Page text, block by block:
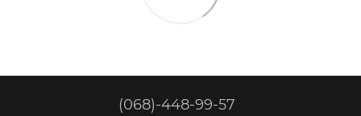
(068)-448-99-57